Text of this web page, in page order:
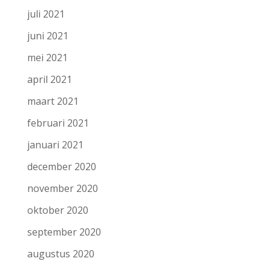
juli 2021
juni 2021
mei 2021
april 2021
maart 2021
februari 2021
januari 2021
december 2020
november 2020
oktober 2020
september 2020
augustus 2020